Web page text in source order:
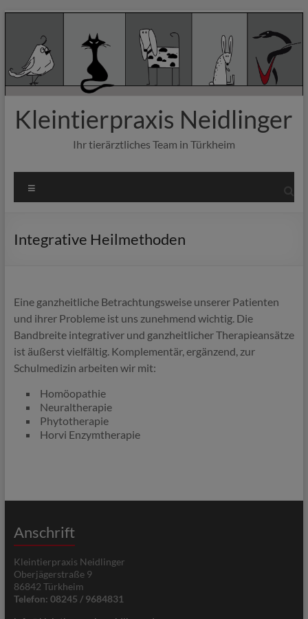
Zum
springen
Kleintierpraxis Neidlinger
Ihr tierärztliches Team in Türkheim
Integrative Heilmethoden
Eine ganzheitliche Betrachtungsweise unserer Patienten
und ihrer Probleme ist uns zunehmend wichtig. Die
Bandbreite integrativer und ganzheitlicher Therapieansätze
ist äußerst vielfältig. Komplementär, ergänzend, zur
Schulmedizin arbeiten wir mit:
Homöopathie
Neuraltherapie
Phytotherapie
Horvi Enzymtherapie
Anschrift
Kleintierpraxis Neidlinger
Oberjägerstraße 9
86842 Türkheim
Telefon: 08245 / 9684831